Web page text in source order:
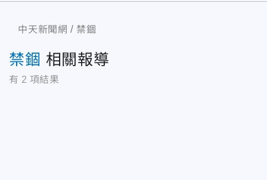
中天新聞網 禁錮
禁錮 相關報導
有 2 項結果